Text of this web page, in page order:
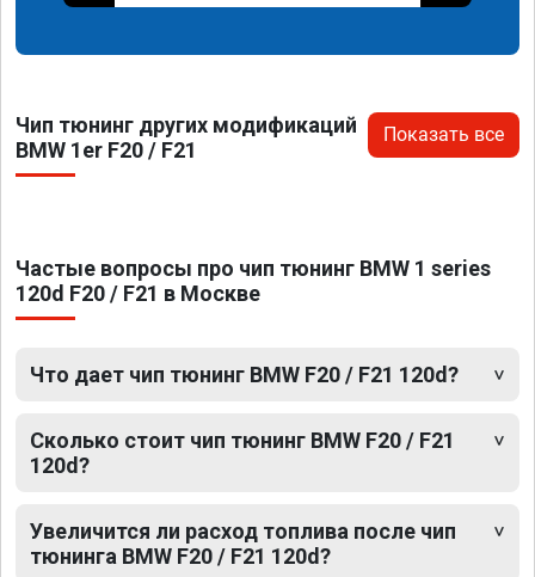
Чип тюнинг других модификаций
BMW 1er F20 / F21
Показать все
Частые вопросы про чип тюнинг BMW 1 series
120d F20 / F21 в Москве
Что дает чип тюнинг BMW F20 / F21 120d?
Сколько стоит чип тюнинг BMW F20 / F21
120d?
Увеличится ли расход топлива после чип
тюнинга BMW F20 / F21 120d?